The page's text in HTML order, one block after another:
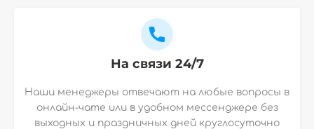
На связи 24/7
Наши менеджеры отвечают на любые вопросы в
онлайн-чате или в удобном мессенджере без
выходных и праздничных дней круглосуточно